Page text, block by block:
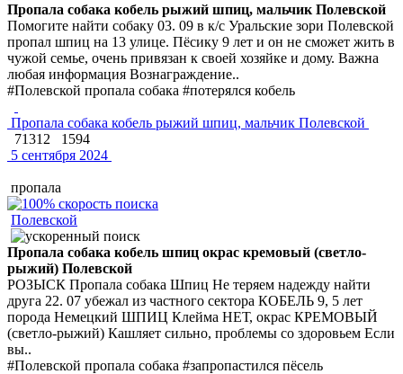
Пропала собака кобель рыжий шпиц, мальчик Полевской
Помогите найти собаку 03. 09 в к/с Уральские зори Полевской
пропал шпиц на 13 улице. Пёсику 9 лет и он не сможет жить в
чужой семье, очень привязан к своей хозяйке и дому. Важна
любая информация Вознаграждение..
#Полевской пропала собака #потерялся кобель
Пропала собака кобель рыжий шпиц, мальчик Полевской
71312
1594
5 сентября 2024
пропала
Полевской
Пропала собака кобель шпиц окрас кремовый (светло-
рыжий) Полевской
РОЗЫСК Пропала собака Шпиц Не теряем надежду найти
друга 22. 07 убежал из частного сектора КОБЕЛЬ 9, 5 лет
порода Немецкий ШПИЦ Клейма НЕТ, окрас КРЕМОВЫЙ
(светло-рыжий) Кашляет сильно, проблемы со здоровьем Если
вы..
#Полевской пропала собака #запропастился пёсель